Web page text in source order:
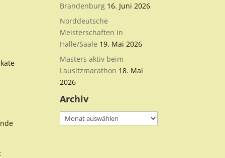
Brandenburg 16. Juni 2026
Norddeutsche
Meisterschaften in
Halle/Saale 19. Mai 2026
Masters aktiv beim
Lausitzmarathon 18. Mai
2026
Archiv
Archiv